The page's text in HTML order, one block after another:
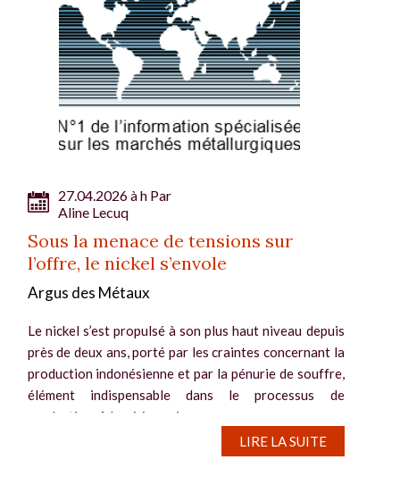
27.04.2026 à h Par
Aline Lecuq
Sous la menace de tensions sur
l’offre, le nickel s’envole
Argus des Métaux
Le nickel s’est propulsé à son plus haut niveau depuis
près de deux ans, porté par les craintes concernant la
production indonésienne et par la pénurie de souffre,
élément indispensable dans le processus de
production. A la mi-journée,...
LIRE LA SUITE